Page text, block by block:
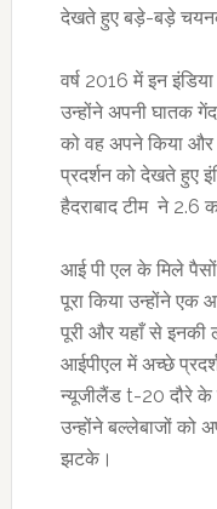
देखते हुए बड़े-बड़े
वर्ष 2016 में इन
उन्होंने अपनी घातक
को वह अपने किया
प्रदर्शन को देखते हुए
हैदराबाद टीम ने 2.6
आई पी एल के मिले
पूरा किया उन्होंने एक
पूरी और यहाँ से
आईपीएल में अच्छे
न्यूजीलैंड t-20 दौरे के
उन्होंने बल्लेबाजों को
झटके।